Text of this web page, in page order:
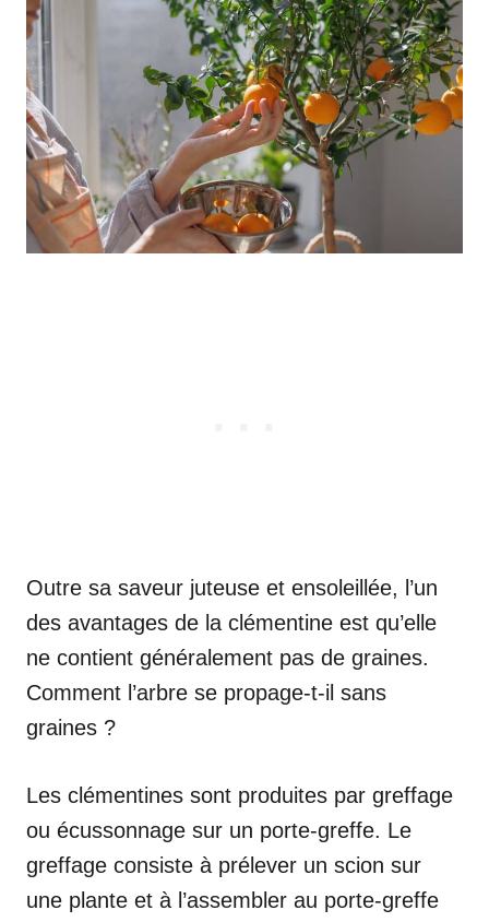
Outre sa saveur juteuse et ensoleillée, l’un
des avantages de la clémentine est qu’elle
ne contient généralement pas de graines.
Comment l’arbre se propage-t-il sans
graines ?
Les clémentines sont produites par greffage
ou écussonnage sur un porte-greffe. Le
greffage consiste à prélever un scion sur
une plante et à l’assembler au porte-greffe